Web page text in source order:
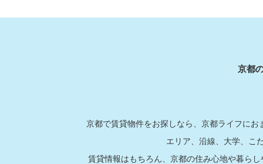
京都
京都で賃貸物件をお探しなら、京都ライフに
エリア、沿線、大学、こ
賃貸情報はもちろん、京都の住み心地や暮ら